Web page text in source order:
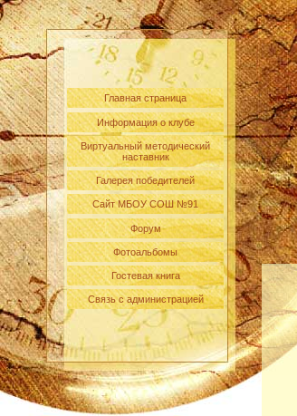
Главная страница
Информация о клубе
Виртуальный методический
наставник
Галерея победителей
Сайт МБОУ СОШ №91
Форум
Фотоальбомы
Гостевая книга
Связь с администрацией